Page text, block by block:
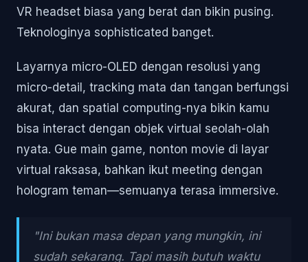
VR headset biasa yang berat dan bikin pusing.
Teknologinya sophisticated banget.
Layarnya micro-OLED dengan resolusi yang
micro-detail, tracking mata dan tangan berfungsi
akurat, dan spatial computing-nya bikin kamu
bisa interact dengan objek virtual seolah-olah
nyata. Gue main game, nonton movie di layar
virtual raksasa, bahkan ikut meeting dengan
hologram teman—semuanya terasa immersive.
"Ini bukan masa depan yang mungkin, ini
sudah sekarang. Tapi masih butuh waktu